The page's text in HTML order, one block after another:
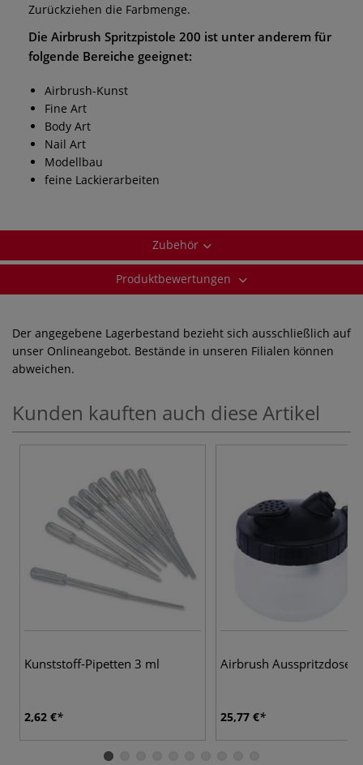
Zurückziehen die Farbmenge.
Die Airbrush Spritzpistole 200 ist unter anderem für
folgende Bereiche geeignet:
Airbrush-Kunst
Fine Art
Body Art
Nail Art
Modellbau
feine Lackierarbeiten
Zubehör
Produktbewertungen
Der angegebene Lagerbestand bezieht sich ausschließlich auf
unser Onlineangebot. Bestände in unseren Filialen können
abweichen.
Kunden kauften auch diese Artikel
Kunststoff-Pipetten 3 ml
2,62 €
Airbrush Ausspritzdose
25,77 €